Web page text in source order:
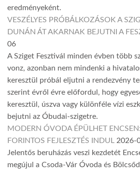
eredményeként.
VESZÉLYES PRÓBÁLKOZÁSOK A
DUNÁN ÁT AKARNAK BEJUTNI A
06
A Sziget Fesztivál minden évben több
vonz, azonban nem mindenki a
keresztül próbál eljutni a rendezvény
szerint évről évre előfordul, hogy
keresztül, úszva vagy különféle vízi
bejutni az Óbudai-szigetre.
MODERN ÓVODA ÉPÜLHET
FORINTOS FEJLESZTÉS INDUL 2026-
Jelentős beruházás veszi kezdetét
megújul a Csoda-Vár Óvoda és